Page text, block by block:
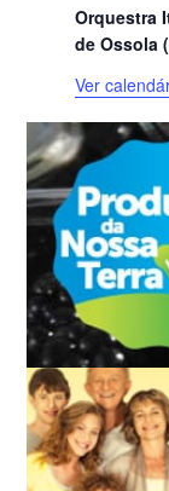
Orquestra
de Ossola
Ver